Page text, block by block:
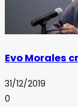
Evo Morales
31/12/2019
0